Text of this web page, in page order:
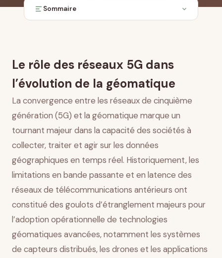
Sommaire
géospatiales
Applications en temps réel et optimisation
dynamique
Villes intelligentes et écosystèmes cyberphysiques
Défis d’intégration et considérations de
déploiement
Conclusion
Le rôle des réseaux 5G dans
l’évolution de la géomatique
La convergence entre les réseaux de cinquième
génération (5G) et la géomatique marque un
tournant majeur dans la capacité des sociétés à
collecter, traiter et agir sur les données
géographiques en temps réel. Historiquement, les
limitations en bande passante et en latence des
réseaux de télécommunications antérieurs ont
constitué des goulots d’étranglement majeurs pour
l’adoption opérationnelle de technologies
géomatiques avancées, notamment les systèmes
de capteurs distribués, les drones et les applications